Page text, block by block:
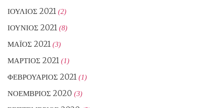
ΙΟΎΛΙΟΣ 2021 (2)
ΙΟΎΝΙΟΣ 2021 (8)
ΜΆΙΟΣ 2021 (3)
ΜΆΡΤΙΟΣ 2021 (1)
ΦΕΒΡΟΥΆΡΙΟΣ 2021 (1)
ΝΟΈΜΒΡΙΟΣ 2020 (3)